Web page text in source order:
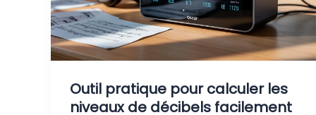
Outil pratique pour calculer les
niveaux de décibels facilement